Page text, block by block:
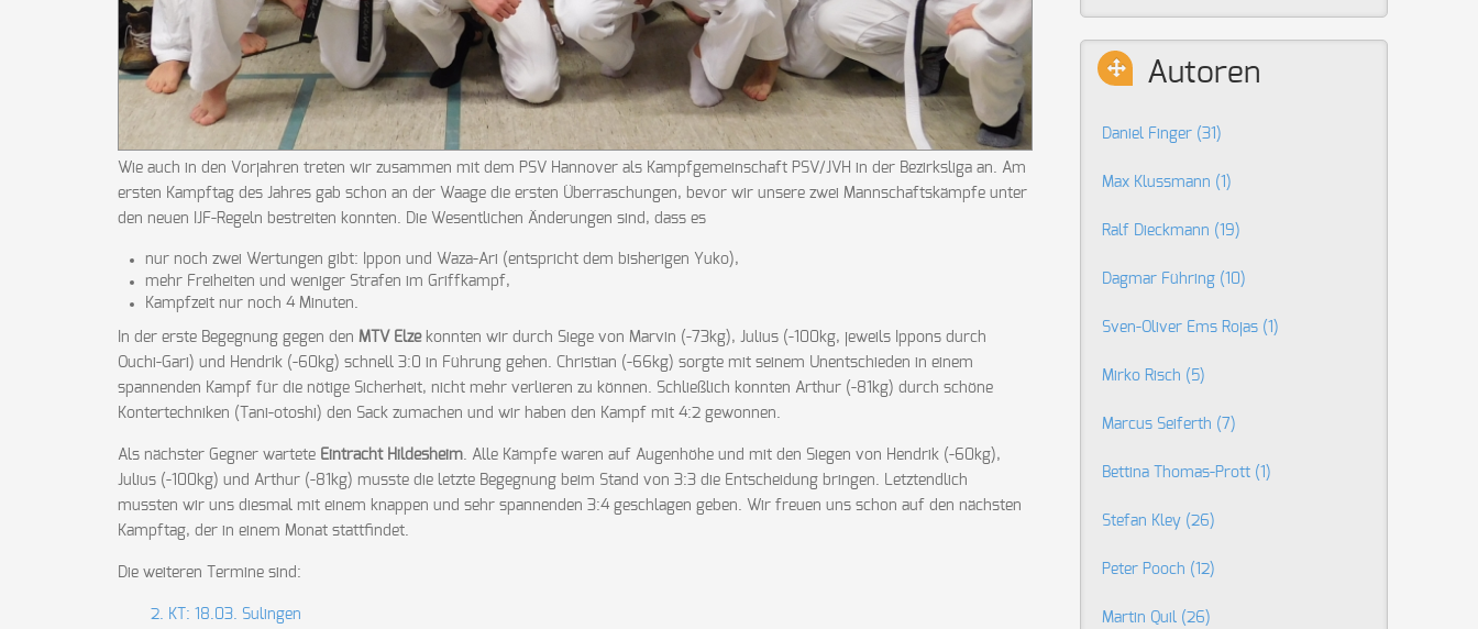
Wie auch in den Vorjahren treten wir zusammen mit dem PSV Hannover als Kampfgemeinschaft PSV/JVH in der Bezirksliga an. Am
ersten Kampftag des Jahres gab schon an der Waage die ersten Überraschungen, bevor wir unsere zwei Mannschaftskämpfe unter
den neuen IJF-Regeln bestreiten konnten. Die Wesentlichen Änderungen sind, dass es
nur noch zwei Wertungen gibt: Ippon und Waza-Ari (entspricht dem bisherigen Yuko),
mehr Freiheiten und weniger Strafen im Griffkampf,
Kampfzeit nur noch 4 Minuten.
In der erste Begegnung gegen den MTV Elzekonnten wir durch Siege von Marvin (-73kg), Julius (-100kg, jeweils Ippons durch
Ouchi-Gari) und Hendrik (-60kg) schnell 3:0 in Führung gehen. Christian (-66kg) sorgte mit seinem Unentschieden in einem
spannenden Kampf für die nötige Sicherheit, nicht mehr verlieren zu können. Schließlich konnten Arthur (-81kg) durch schöne
Kontertechniken (Tani-otoshi) den Sack zumachen und wir haben den Kampf mit 4:2 gewonnen.
Als nächster Gegner wartete Eintracht Hildesheim. Alle Kämpfe waren auf Augenhöhe und mit den Siegen von Hendrik (-60kg),
Julius (-100kg) und Arthur (-81kg) musste die letzte Begegnung beim Stand von 3:3 die Entscheidung bringen. Letztendlich
mussten wir uns diesmal mit einem knappen und sehr spannenden 3:4 geschlagen geben. Wir freuen uns schon auf den nächsten
Kampftag, der in einem Monat stattfindet.
Die weiteren Termine sind:
2. KT: 18.03. Sulingen
Autoren
Daniel Finger (31)
Max Klussmann (1)
Ralf Dieckmann (19)
Dagmar Führing (10)
Sven-Oliver Ems Rojas (1)
Mirko Risch (5)
Marcus Seiferth (7)
Bettina Thomas-Prott (1)
Stefan Kley (26)
Peter Pooch (12)
Martin Quil (26)